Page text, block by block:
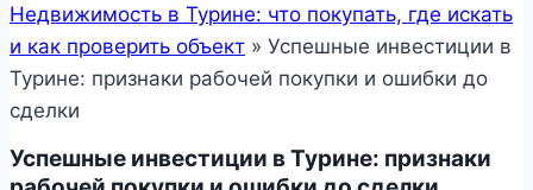
Недвижимость в Турине: что покупать, где искать
и как проверить объект » Успешные инвестиции в
Турине: признаки рабочей покупки и ошибки до
сделки
Успешные инвестиции в Турине: признаки